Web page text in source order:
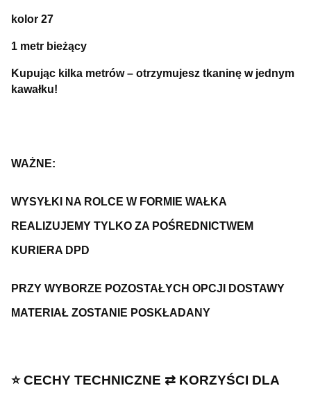
kolor 27
1 metr bieżący
Kupując kilka metrów – otrzymujesz tkaninę w jednym
kawałku!
WAŻNE:
WYSYŁKI NA ROLCE W FORMIE WAŁKA
REALIZUJEMY TYLKO ZA POŚREDNICTWEM
KURIERA DPD
PRZY WYBORZE POZOSTAŁYCH OPCJI DOSTAWY
MATERIAŁ ZOSTANIE POSKŁADANY
⭐️ CECHY TECHNICZNE ⇄ KORZYŚCI DLA